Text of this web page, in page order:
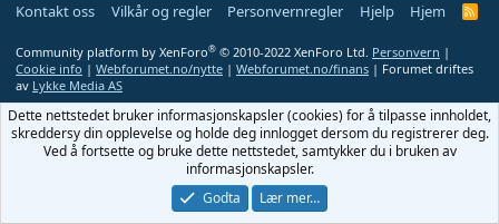
Kontakt oss Vilkår og regler Personvernregler Hjelp Hjem
R
Community platform by XenForo® © 2010-2022 XenForo Ltd. Personvern |
Cookie info | Webforumet.no/nytte | Webforumet.no/finans | Forumet driftes
av Lykke Media AS
Dette nettstedet bruker informasjonskapsler (cookies) for å tilpasse innholdet,
skreddersy din opplevelse og holde deg innlogget dersom du registrerer deg.
Ved å fortsette og bruke dette nettstedet, samtykker du i bruken av
informasjonskapsler.
Godta
Lær mer…